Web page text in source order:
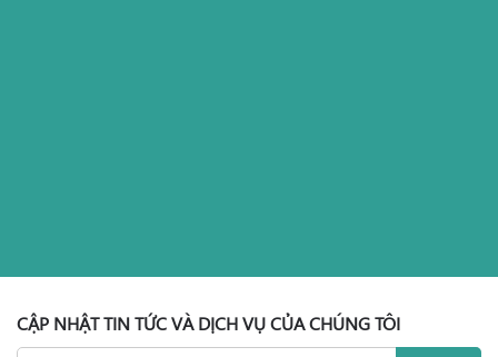
CẬP NHẬT TIN TỨC VÀ DỊCH VỤ CỦA CHÚNG TÔI